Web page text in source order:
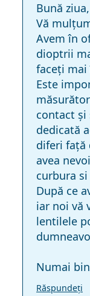
Bună ziua,
Vă
Avem în
dioptrii
faceți
Este
contact și
dedicată
diferi față
avea
curbura
După ce
iar noi vă
lentilele
Numai
Răspundeți